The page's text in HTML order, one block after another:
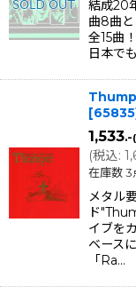
結成20
曲8曲
全15曲
日本で
[65835
1,533.-
(税込:
在庫数 3
メタル
ド
イブを
ベース
「Ra…